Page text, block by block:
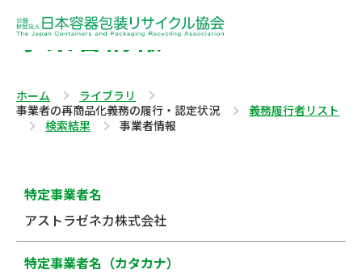
事業者情報
ホーム
ライブラリ
事業者の再商品化義務の履行・認定状況
義務履行者リスト
検索結果
事業者情報
特定事業者名
アストラゼネカ株式会社
特定事業者名（カタカナ）